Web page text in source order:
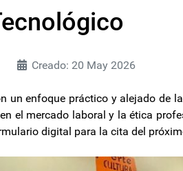
Creado: 20 May 2026
un enfoque práctico y alejado de
el mercado laboral y la ética
digital para la cita del